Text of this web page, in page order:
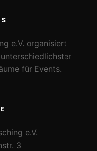
e.V. organisiert
für Events.
e.V.
3